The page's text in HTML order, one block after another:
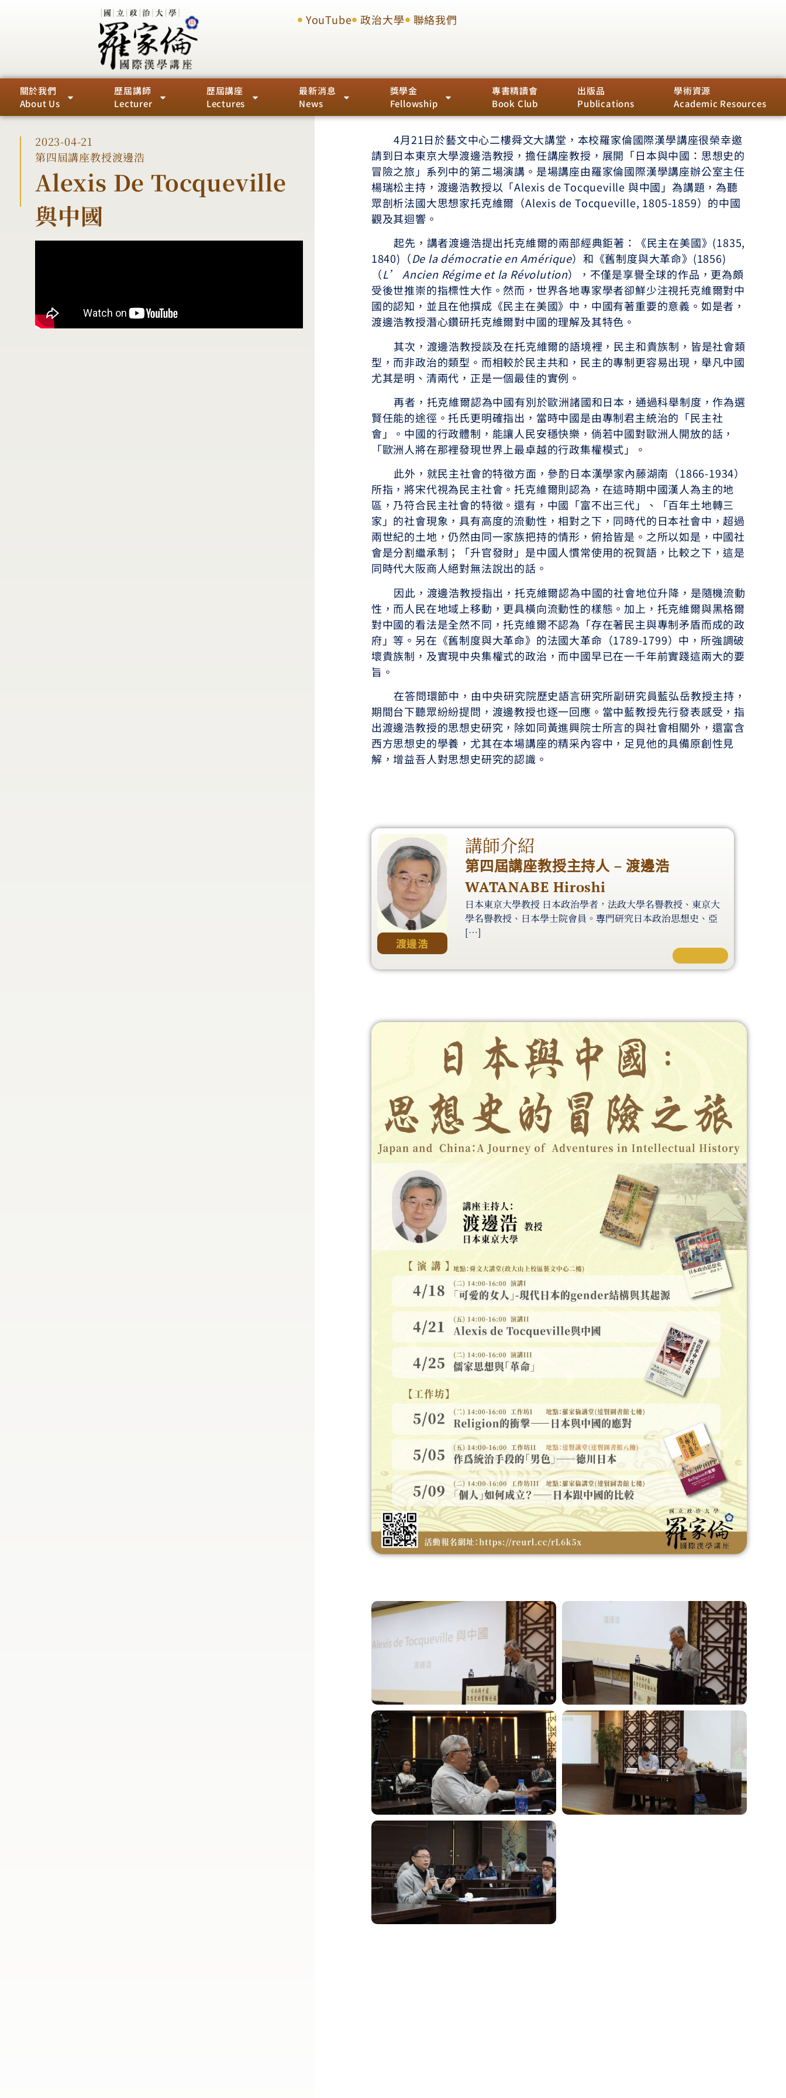
YouTube 政治大學 聯絡我們
關於我們
About Us
歷屆講師
Lecturer
歷屆講座
Lectures
最新消息
News
獎學金
Fellowship
專書精讀會
Book Club
出版品
Publications
學術資源
Academic Resources
2023-04-21
第四屆講座教授渡邊浩
Alexis De Tocqueville
與中國
4月21日於藝文中心二樓舜文大講堂，本校羅家倫國際漢學講座很榮幸邀
請到日本東京大學渡邊浩教授，擔任講座教授，展開「日本與中國：思想史的
冒險之旅」系列中的第二場演講。是場講座由羅家倫國際漢學講座辦公室主任
楊瑞松主持，渡邊浩教授以「Alexis de Tocqueville 與中國」為講題，為聽
眾剖析法國大思想家托克維爾（Alexis de Tocqueville, 1805-1859）的中國
觀及其迴響。
起先，講者渡邊浩提出托克維爾的兩部經典鉅著：《民主在美國》(1835,
1840)（De la démocratie en Amérique）和《舊制度與大革命》(1856)
（L’ Ancien Régime et la Révolution），不僅是享譽全球的作品，更為頗
受後世推崇的指標性大作。然而，世界各地專家學者卻鮮少注視托克維爾對中
國的認知，並且在他撰成《民主在美國》中，中國有著重要的意義。如是者，
渡邊浩教授潛心鑽研托克維爾對中國的理解及其特色。
其次，渡邊浩教授談及在托克維爾的語境裡，民主和貴族制，皆是社會類
型，而非政治的類型。而相較於民主共和，民主的專制更容易出現，舉凡中國
尤其是明、清兩代，正是一個最佳的實例。
再者，托克維爾認為中國有別於歐洲諸國和日本，通過科舉制度，作為選
賢任能的途徑。托氏更明確指出，當時中國是由專制君主統治的「民主社
會」。中國的行政體制，能讓人民安穩快樂，倘若中國對歐洲人開放的話，
「歐洲人將在那裡發現世界上最卓越的行政集權模式」。
此外，就民主社會的特徵方面，參酌日本漢學家內藤湖南（1866-1934）
所指，將宋代視為民主社會。托克維爾則認為，在這時期中國漢人為主的地
區，乃符合民主社會的特徵。還有，中國「富不出三代」、「百年土地轉三
家」的社會現象，具有高度的流動性，相對之下，同時代的日本社會中，超過
兩世紀的土地，仍然由同一家族把持的情形，俯拾皆是。之所以如是，中國社
會是分割繼承制；「升官發財」是中國人慣常使用的祝賀語，比較之下，這是
同時代大阪商人絕對無法說出的話。
因此，渡邊浩教授指出，托克維爾認為中國的社會地位升降，是隨機流動
性，而人民在地域上移動，更具橫向流動性的樣態。加上，托克維爾與黑格爾
對中國的看法是全然不同，托克維爾不認為「存在著民主與專制矛盾而成的政
府」等。另在《舊制度與大革命》的法國大革命（1789-1799）中，所強調破
壞貴族制，及實現中央集權式的政治，而中國早已在一千年前實踐這兩大的要
旨。
在答問環節中，由中央研究院歷史語言研究所副研究員藍弘岳教授主持，
期間台下聽眾紛紛提問，渡邊教授也逐一回應。當中藍教授先行發表感受，指
出渡邊浩教授的思想史研究，除如同黃進興院士所言的與社會相關外，還富含
西方思想史的學養，尤其在本場講座的精采內容中，足見他的具備原創性見
解，增益吾人對思想史研究的認識。
渡邊浩
講師介紹
第四屆講座教授主持人 – 渡邊浩
WATANABE Hiroshi
日本東京大學教授 日本政治學者，法政大學名譽教授、東京大
學名譽教授、日本學士院會員。専門研究日本政治思想史、亞
[…]